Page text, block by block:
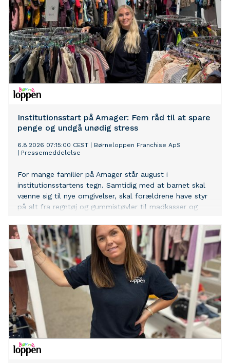
Institutionsstart på Amager: Fem råd til at spare
penge og undgå unødig stress
6.8.2026 07:15:00 CEST
Børneloppen Franchise ApS
Pressemeddelelse
For mange familier på Amager står august i
institutionsstartens tegn. Samtidig med at barnet skal
vænne sig til nye omgivelser, skal forældrene have styr
på alt fra regntøj og gummistøvler til madkasser og
man igen i år, at mange familier bliver overraskede over,
hvor mange ting der faktisk skal være klar – og hvor
hurtigt udgifterne kan løbe op.